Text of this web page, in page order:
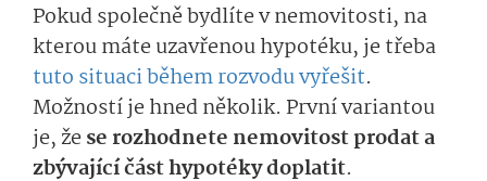
Pokud společně bydlíte v nemovitosti, na
kterou máte uzavřenou hypotéku, je třeba
tuto situaci během rozvodu vyřešit.
Možností je hned několik. První variantou
je, žese rozhodnete nemovitost prodat a
zbývající část hypotéky doplatit.